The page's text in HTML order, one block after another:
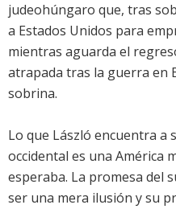
judeohúngaro que, tras
a Estados Unidos para
mientras aguarda el
atrapada tras la guerra en
sobrina.
Lo que László encuentra a
occidental es una América
esperaba. La promesa del
ser una mera ilusión y su